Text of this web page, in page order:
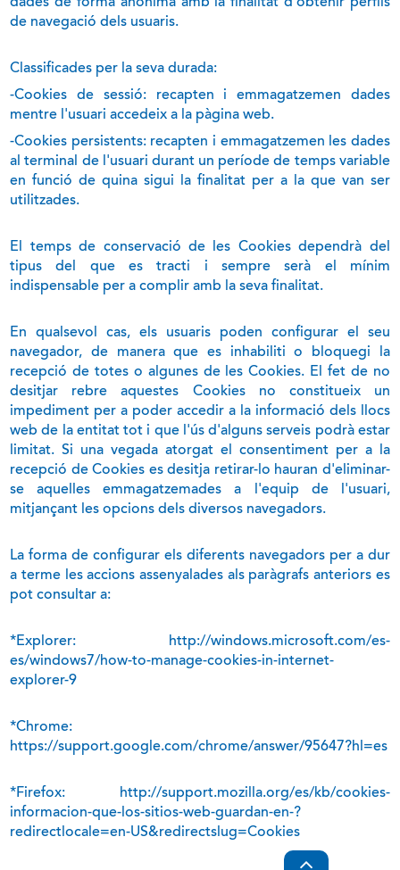
de navegació dels usuaris.
Classificades per la seva durada:
-Cookies de sessió: recapten i emmagatzemen dades
mentre l'usuari accedeix a la pàgina web.
-Cookies persistents: recapten i emmagatzemen les dades
al terminal de l'usuari durant un període de temps variable
en funció de quina sigui la finalitat per a la que van ser
utilitzades.
El temps de conservació de les Cookies dependrà del
tipus del que es tracti i sempre serà el mínim
indispensable per a complir amb la seva finalitat.
En qualsevol cas, els usuaris poden configurar el seu
navegador, de manera que es inhabiliti o bloquegi la
recepció de totes o algunes de les Cookies. El fet de no
desitjar rebre aquestes Cookies no constitueix un
impediment per a poder accedir a la informació dels llocs
web de la entitat tot i que l'ús d'alguns serveis podrà estar
limitat. Si una vegada atorgat el consentiment per a la
recepció de Cookies es desitja retirar-lo hauran d'eliminar-
se aquelles emmagatzemades a l'equip de l'usuari,
mitjançant les opcions dels diversos navegadors.
La forma de configurar els diferents navegadors per a dur
a terme les accions assenyalades als paràgrafs anteriors es
pot consultar a:
*Explorer: http://windows.microsoft.com/es-
es/windows7/how-to-manage-cookies-in-internet-
explorer-9
*Chrome:
https://support.google.com/chrome/answer/95647?hl=es
*Firefox: http://support.mozilla.org/es/kb/cookies-
informacion-que-los-sitios-web-guardan-en-?
redirectlocale=en-US&redirectslug=Cookies